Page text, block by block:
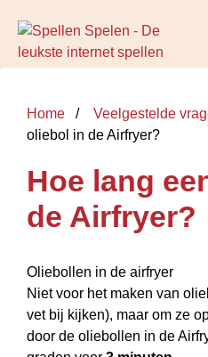
Home Veelgestelde
oliebol in de Airfryer?
Hoe lang
de Airfryer?
Oliebollen in de airfryer
Niet voor het maken van
vet bij kijken), maar om ze
door de oliebollen in de